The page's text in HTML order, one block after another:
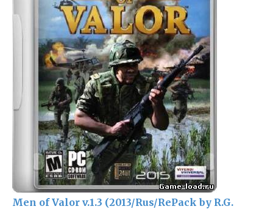
Men of Valor v.1.3 (2013/Rus/RePack by R.G.